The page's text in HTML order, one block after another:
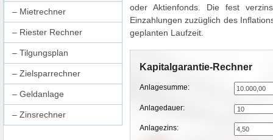
oder Aktienfonds. Die fest
Einzahlungen zuzüglich des
geplanten Laufzeit.
Kapitalgarantie-Rechner
Anlagesumme:
Anlagedauer:
Anlagezins:
Mietrechner
Riester Rechner
Tilgungsplan
Zielsparrechner
Geldanlage
Zinsrechner